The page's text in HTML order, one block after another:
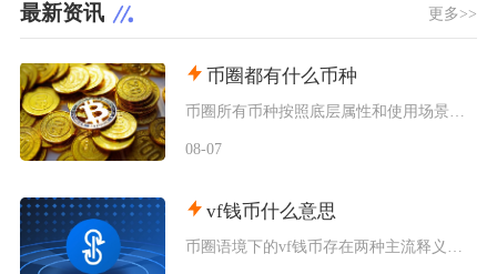
最新资讯 更多>>
币圈都有什么币种
08-07
vf钱币什么意思